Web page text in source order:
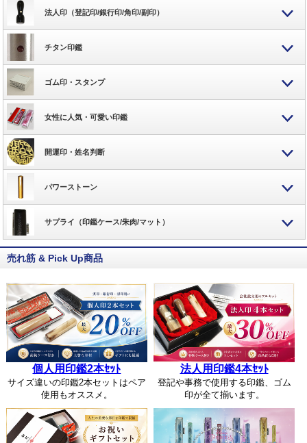
法人印（登記印/銀行印/角印/副印）
チタン印鑑
ゴム印・スタンプ
女性に人気・可愛い印鑑
開運印・姓名判断
パワーストーン
サプライ（印鑑ケース/朱肉/マット）
売れ筋 & Pick Up商品
個人用印鑑2本ｾｯﾄ
サイズ違いの印鑑2本セットはペア
使用もオススメ。
法人用印鑑4本ｾｯﾄ
登記や事務で使用する印鑑、ゴム
印が全て揃います。